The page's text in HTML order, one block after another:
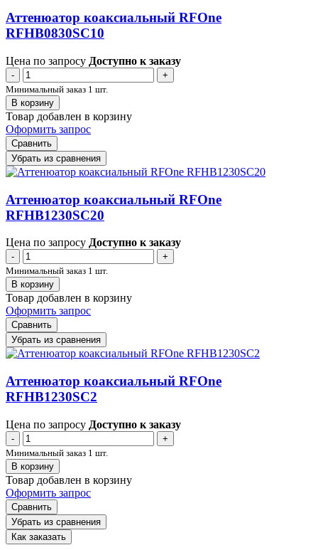
Аттенюатор коаксиальный RFOne
RFHB0830SC10
Цена по запросу Доступно к заказу
-
+
Минимальный заказ 1 шт.
В корзину
Товар добавлен в корзину
Оформить запрос
Сравнить
Убрать из сравнения
Аттенюатор коаксиальный RFOne
RFHB1230SC20
Цена по запросу Доступно к заказу
-
+
Минимальный заказ 1 шт.
В корзину
Товар добавлен в корзину
Оформить запрос
Сравнить
Убрать из сравнения
Аттенюатор коаксиальный RFOne
RFHB1230SC2
Цена по запросу Доступно к заказу
-
+
Минимальный заказ 1 шт.
В корзину
Товар добавлен в корзину
Оформить запрос
Сравнить
Убрать из сравнения
Как заказать